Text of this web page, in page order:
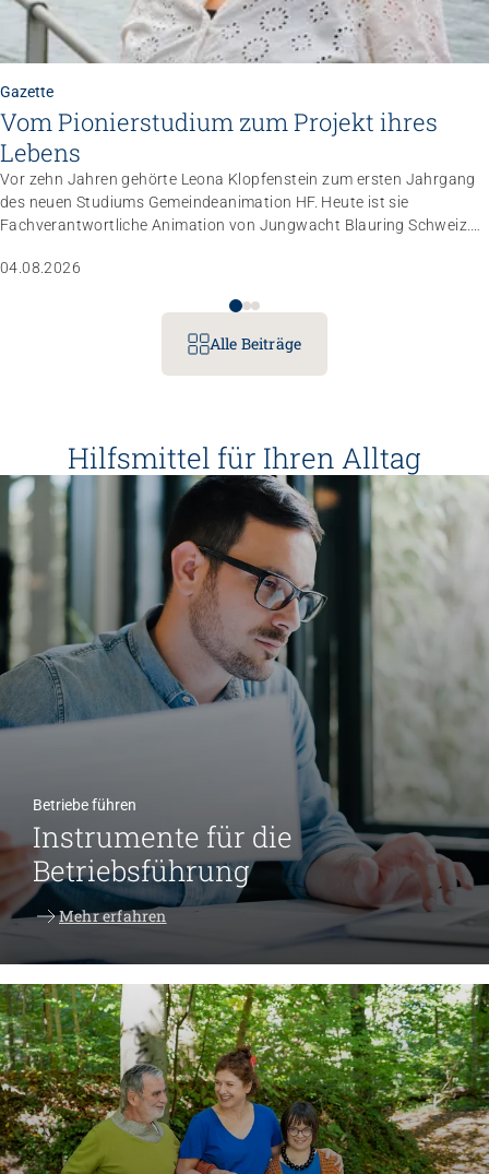
Gazette
Vom Pionierstudium zum Projekt ihres
Lebens
Vor zehn Jahren gehörte Leona Klopfenstein zum ersten Jahrgang
des neuen Studiums Gemeindeanimation HF. Heute ist sie
Fachverantwortliche Animation von Jungwacht Blauring Schweiz.
gemanagt hat, wartet nun ihr persönliches Grossprojekt.
04.08.2026
Alle Beiträge
Hilfsmittel für Ihren Alltag
Betriebe führen
Instrumente für die
Betriebsführung
Mehr erfahren